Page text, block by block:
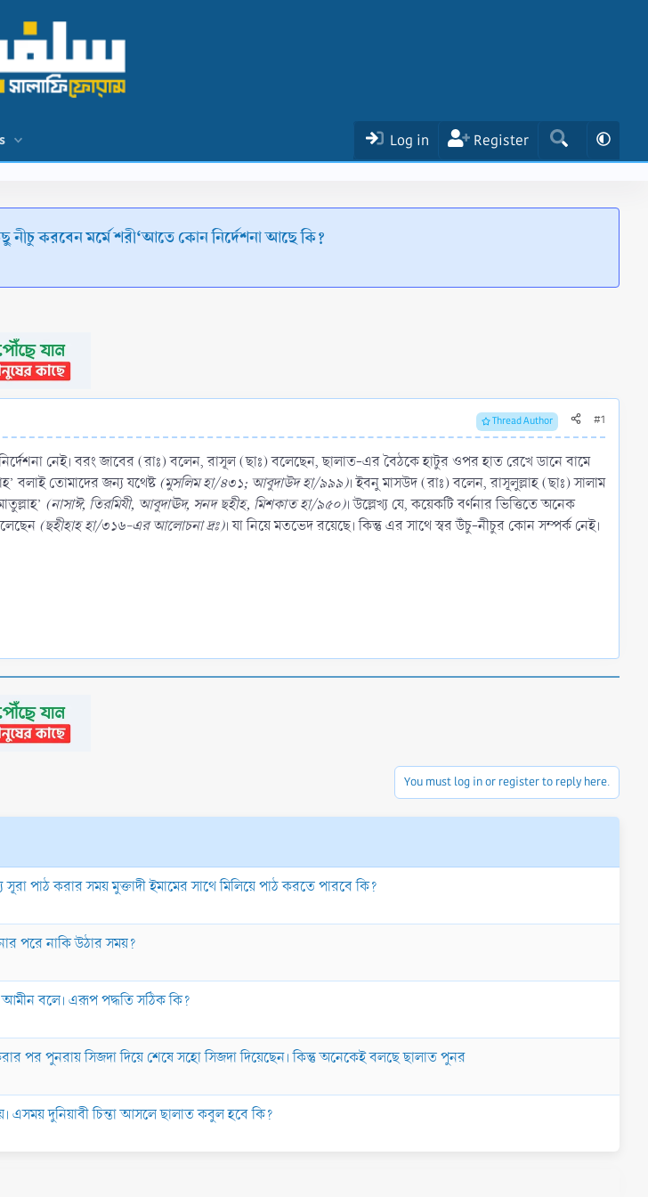
Log in Register
নীচু করবেন মর্মে শরী‘আতে কোন নির্দেশনা আছে কি?
Thread Author #1
নেই। বরং জাবের (রাঃ) বলেন, রাসূল (ছাঃ) বলেছেন, ছালাত-এর বৈঠকে হাটুর ওপর হাত রেখে ডানে বামে
বলাই তোমাদের জন্য যথেষ্ট(মুসলিম হা/৪৩১; আবুদাউদ হা/৯৯৯)। ইবনু মাসউদ (রাঃ) বলেন, রাসূলুল্লাহ (ছাঃ) সালাম
(নাসাঈ, তিরমিযী, আবুদাঊদ, সনদ ছহীহ, মিশকাত হা/৯৫০)। উল্লেখ্য যে, কয়েকটি বর্ণনার ভিত্তিতে অনেক
(ছহীহাহ হা/৩১৬-এর আলোচনা দ্রঃ)। যা নিয়ে মতভেদ রয়েছে। কিন্তু এর সাথে স্বর উঁচু-নীচুর কোন সম্পর্ক নেই।
You must log in or register to reply here.
পাঠ করার সময় মুক্তাদী ইমামের সাথে মিলিয়ে পাঠ করতে পারবে কি?
পরে নাকি উঠার সময়?
আমীন বলে। এরূপ পদ্ধতি সঠিক কি?
পর পুনরায় সিজদা দিয়ে শেষে সহো সিজদা দিয়েছেন। কিন্তু অনেকেই বলছে ছালাত পুনর
এসময় দুনিয়াবী চিন্তা আসলে ছালাত কবুল হবে কি?